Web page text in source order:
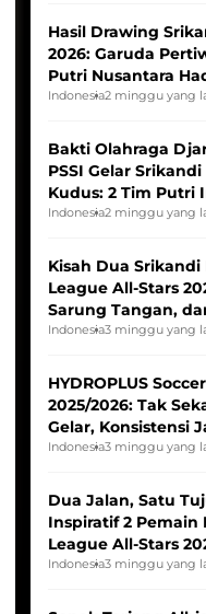
Hasil Drawing
2026: Garuda
Putri Nusantara
Indonesia2 minggu yang
Bakti Olahraga
PSSI Gelar
Kudus: 2 Tim Putri
Tim Asia
Indonesia2 minggu yang
Kisah Dua Srikandi
League All-Stars
Sarung Tangan,
Pernah Padam
Indonesia3 minggu yang
HYDROPLUS
2025/2026: Tak
Gelar, Konsistensi
Indonesia3 minggu yang
Dua Jalan, Satu
Inspiratif 2 Pemain
League All-Stars
Seleksi Timnas
Indonesia3 minggu yang